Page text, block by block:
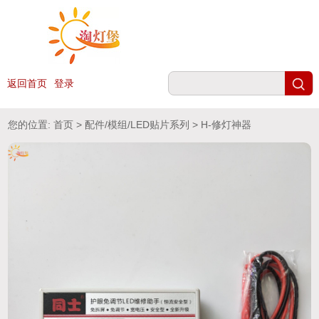
返回首页 登录
您的位置:首页 >配件/模组/LED贴片系列 > H-修灯神器